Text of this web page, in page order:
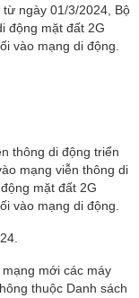
ngày 01/3/2024, Bộ
động mặt đất 2G
vào mạng di động.
thông di động triển
mạng viễn thông di
mặt đất 2G
vào mạng di động.
mới các máy
thuộc Danh sách